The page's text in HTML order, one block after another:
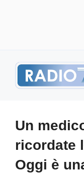
Un
ricordate
Oggi è